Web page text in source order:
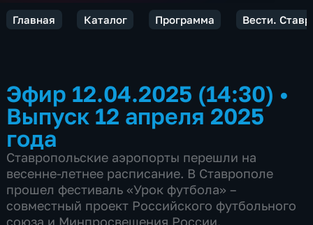
Главная Каталог Программа Вести.
Эфир 12.04.2025 (14:30) •
Выпуск 12 апреля 2025
года
Ставропольские аэропорты перешли на
весенне-летнее расписание. В Ставрополе
прошел фестиваль «Урок футбола» –
совместный проект Российского футбольного
союза и Минпросвещения России.